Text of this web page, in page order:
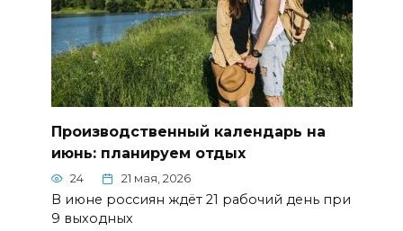
Производственный календарь на
июнь: планируем отдых
24 21 мая, 2026
В июне россиян ждёт 21 рабочий день при
9 выходных